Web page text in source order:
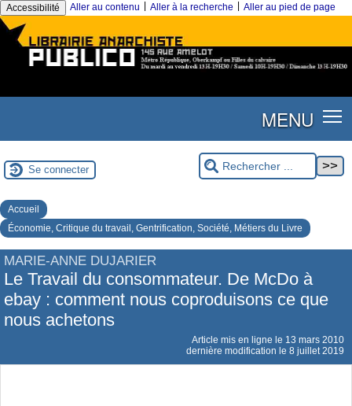
Accessibilité Aller au contenu Aller à la recherche Aller au pied de page
MENU
Se connecter
Accueil
Économie, Critique du travail, Gentrification, Société, Métiers du Livre
MARIE-ANNE DUJARIER
Le Travail du consommateur. De McDo à
ebay : comment nous coproduisons ce que
nous achetons
Article mis en ligne le 13 mars 2010
dernière modification le 8 juillet 2019